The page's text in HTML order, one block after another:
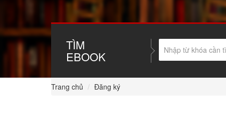
TÌM
EBOOK
Trang chủ Đăng ký